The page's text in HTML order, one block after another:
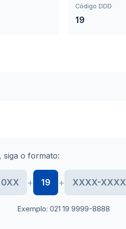
Código DDD
19
siga o formato:
0XX + 19 + XXXX-XXXX
Exemplo: 021 19 9999-8888